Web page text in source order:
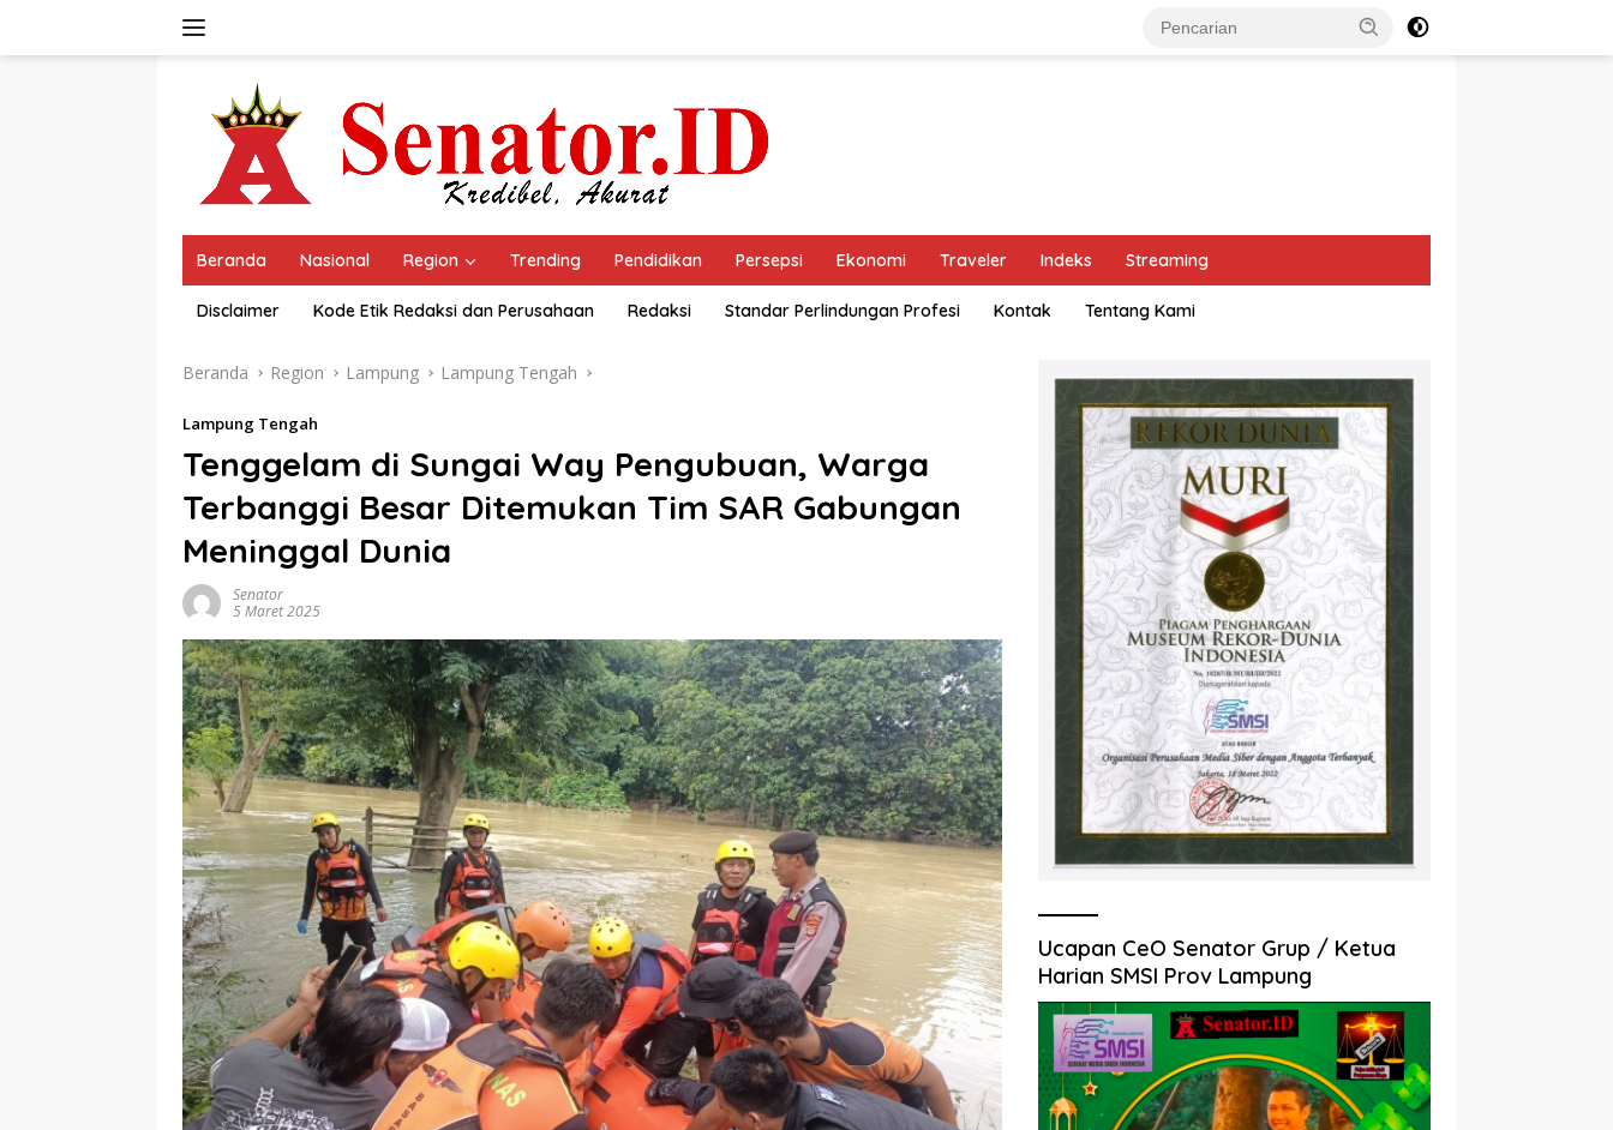
Beranda Nasional Region Trending Pendidikan Persepsi Ekonomi Traveler Indeks Streaming
Disclaimer Kode Etik Redaksi dan Perusahaan Redaksi Standar Perlindungan Profesi Kontak Tentang Kami
Beranda Region Lampung Lampung Tengah
Lampung Tengah
Tenggelam di Sungai Way Pengubuan, Warga
Terbanggi Besar Ditemukan Tim SAR Gabungan
Meninggal Dunia
Senator
5 Maret 2025
Ucapan CeO Senator Grup / Ketua
Harian SMSI Prov Lampung